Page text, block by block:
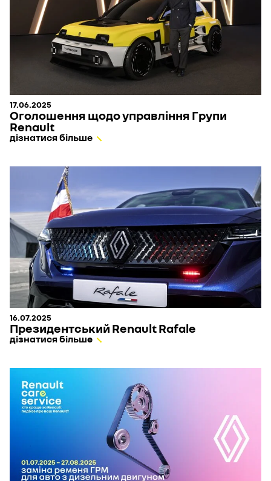
17.06.2025
Оголошення щодо управління Групи
Renault
дізнатися більше
16.07.2025
Президентський Renault Rafale
дізнатися більше